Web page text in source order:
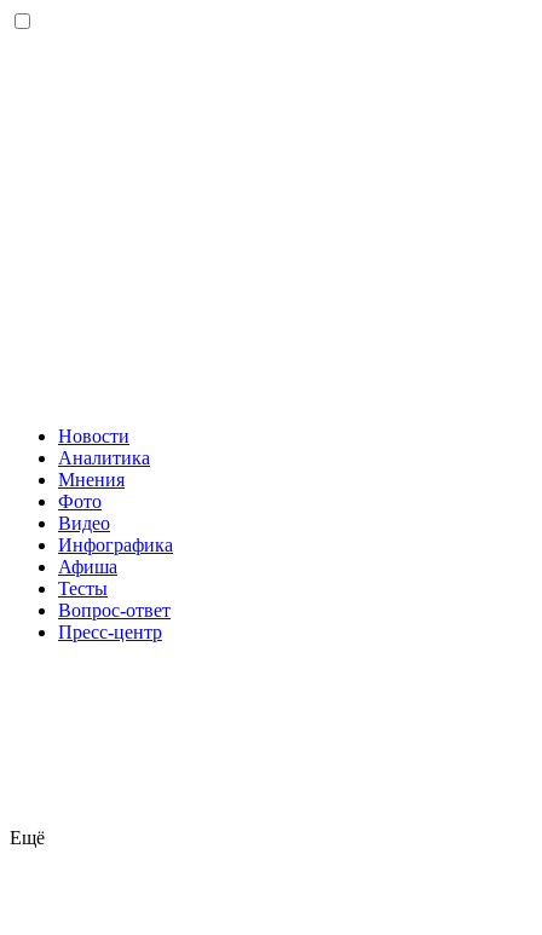
Новости
Аналитика
Мнения
Фото
Видео
Инфографика
Афиша
Тесты
Вопрос-ответ
Пресс-центр
Ещё